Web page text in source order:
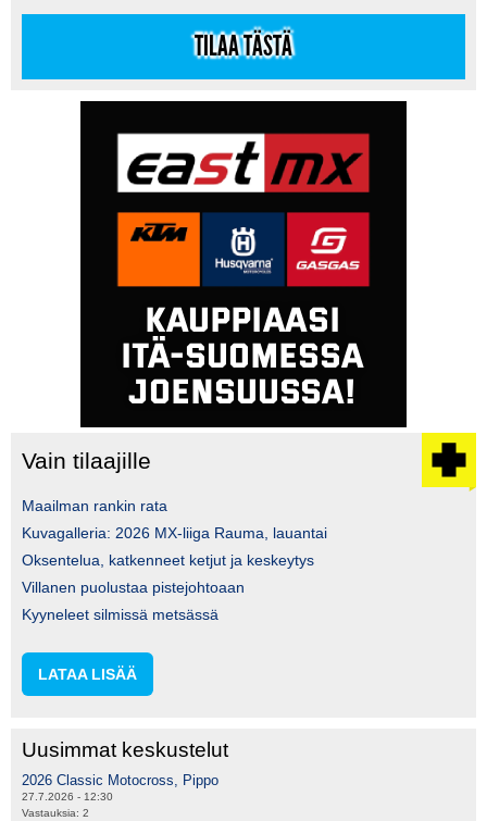
TILAA TÄSTÄ
Vain tilaajille
Maailman rankin rata
Kuvagalleria: 2026 MX-liiga Rauma, lauantai
Oksentelua, katkenneet ketjut ja keskeytys
Villanen puolustaa pistejohtoaan
Kyyneleet silmissä metsässä
LATAA LISÄÄ
Uusimmat keskustelut
2026 Classic Motocross, Pippo
27.7.2026 - 12:30
Vastauksia: 2